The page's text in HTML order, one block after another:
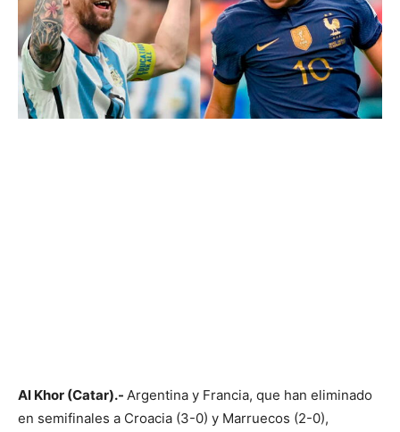
Al Khor (Catar).- Argentina y Francia, que han eliminado
en semifinales a Croacia (3-0) y Marruecos (2-0),